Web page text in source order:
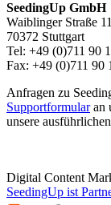
SeedingUp GmbH
Waiblinger Straße 11
70372 Stuttgart
Tel: +49 (0)711 90
Fax: +49 (0)711 90
Anfragen zu
Supportformularan
unsere ausführlichen
Digital Content
SeedingUp ist